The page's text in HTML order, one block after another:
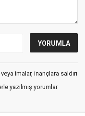
imalar, inançlara saldırı
yazılmış yorumlar